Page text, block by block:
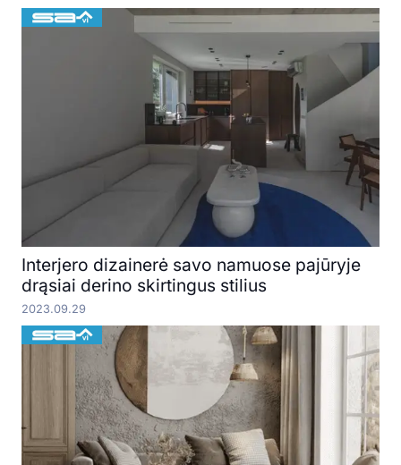
Interjero dizainerė savo namuose pajūryje
drąsiai derino skirtingus stilius
2023.09.29